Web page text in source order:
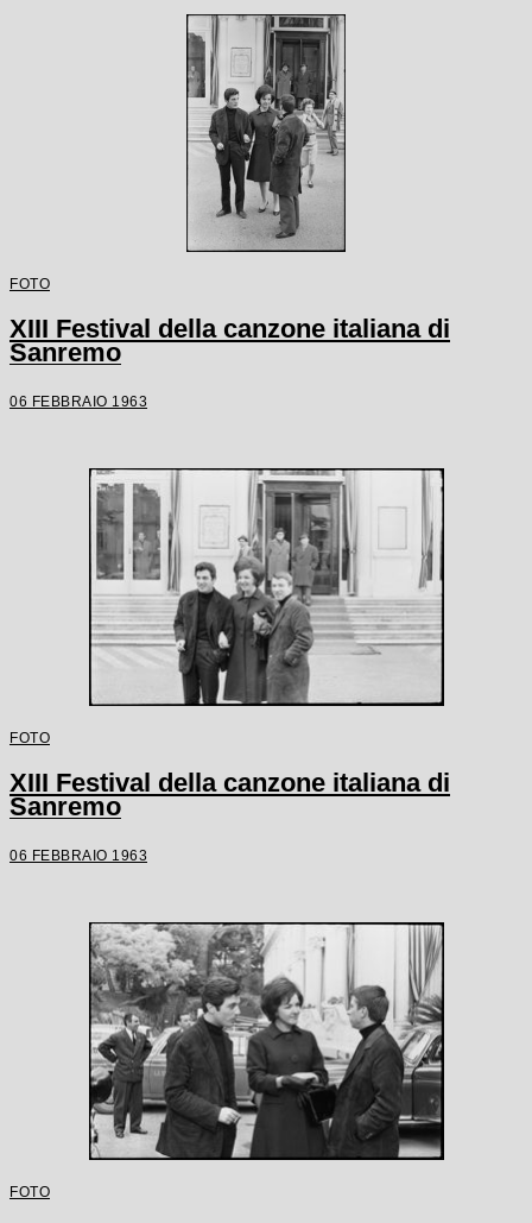
FOTO
XIII Festival della canzone italiana di
Sanremo
06 FEBBRAIO 1963
FOTO
XIII Festival della canzone italiana di
Sanremo
06 FEBBRAIO 1963
FOTO